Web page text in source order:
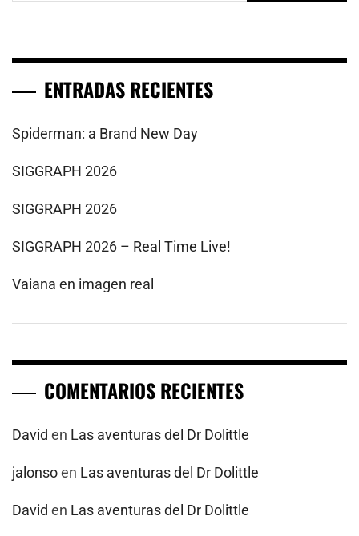
ENTRADAS RECIENTES
Spiderman: a Brand New Day
SIGGRAPH 2026
SIGGRAPH 2026
SIGGRAPH 2026 – Real Time Live!
Vaiana en imagen real
COMENTARIOS RECIENTES
David en Las aventuras del Dr Dolittle
jalonsoen Las aventuras del Dr Dolittle
David en Las aventuras del Dr Dolittle